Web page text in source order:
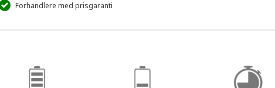
Forhandlere med prisgaranti